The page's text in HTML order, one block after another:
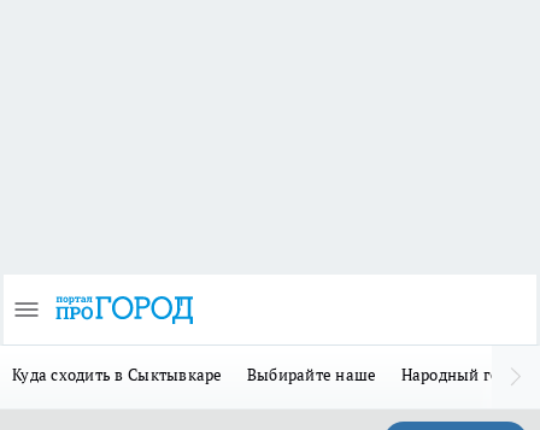
Куда сходить в Сыктывкаре Выбирайте наше Народный герой